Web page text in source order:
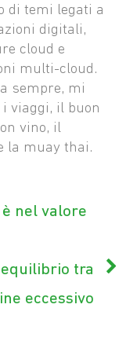
di temi legati a
digitali,
cloud e
multi-cloud.
sempre, mi
i viaggi, il buon
vino, il
la muay thai.
nel valore
tra
eccessivo